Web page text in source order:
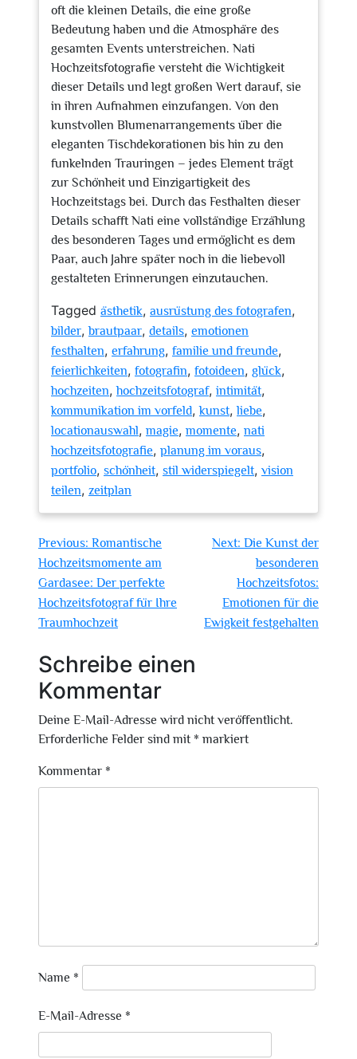
oft die kleinen Details, die eine große
Bedeutung haben und die Atmosphäre des
gesamten Events unterstreichen. Nati
Hochzeitsfotografie versteht die Wichtigkeit
dieser Details und legt großen Wert darauf, sie
in ihren Aufnahmen einzufangen. Von den
kunstvollen Blumenarrangements über die
eleganten Tischdekorationen bis hin zu den
funkelnden Trauringen – jedes Element trägt
zur Schönheit und Einzigartigkeit des
Hochzeitstags bei. Durch das Festhalten dieser
Details schafft Nati eine vollständige Erzählung
des besonderen Tages und ermöglicht es dem
Paar, auch Jahre später noch in die liebevoll
gestalteten Erinnerungen einzutauchen.
Tagged ästhetik, ausrüstung des fotografen,
bilder,brautpaar, details, emotionen
festhalten, erfahrung, familie und freunde,
feierlichkeiten, fotografin, fotoideen, glück,
hochzeiten,hochzeitsfotograf, intimität,
kommunikation im vorfeld,kunst,liebe,
locationauswahl, magie, momente, nati
hochzeitsfotografie, planung im voraus,
portfolio, schönheit, stil widerspiegelt, vision
teilen, zeitplan
Beitragsnavigation
Previous: Romantische
Hochzeitsmomente am
Gardasee: Der perfekte
Hochzeitsfotograf für Ihre
Traumhochzeit
Next: Die Kunst der
besonderen
Hochzeitsfotos:
Emotionen für die
Ewigkeit festgehalten
Schreibe einen
Kommentar
Deine E-Mail-Adresse wird nicht veröffentlicht.
Erforderliche Felder sind mit * markiert
Kommentar *
Name *
E-Mail-Adresse *